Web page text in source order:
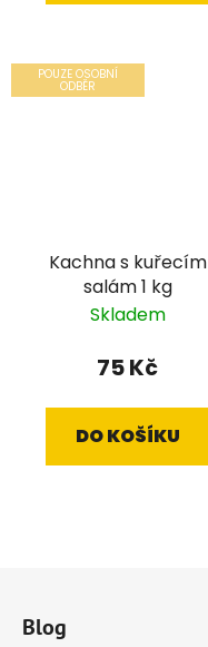
POUZE OSOBNÍ
ODBĚR
Kachna s kuřecím
salám 1 kg
Skladem
75 Kč
DO KOŠÍKU
Blog